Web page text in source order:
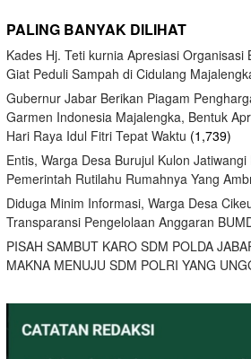
PALING BANYAK DILIHAT
Kades Hj. Teti kurnia Apresiasi Organisasi
Giat Peduli Sampah di Cidulang
Gubernur Jabar Berikan Piagam
Garmen Indonesia Majalengka, Bentuk
Hari Raya Idul Fitri Tepat Waktu (1,739)
Entis, Warga Desa Burujul Kulon
Pemerintah Rutilahu Rumahnya Yang
Diduga Minim Informasi, Warga Desa
Transparansi Pengelolaan Anggaran
PISAH SAMBUT KARO SDM POLDA
MAKNA MENUJU SDM POLRI YANG